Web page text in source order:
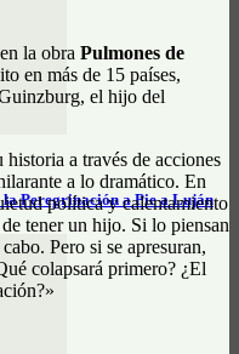
Peregrinación a Pie a Luján
la obra Pulmones de
en más de 15 países,
el hijo del
a través de acciones
a lo dramático. En
política y calentamiento
tener un hijo. Si lo piensan
Pero si se apresuran,
colapsará primero? ¿El